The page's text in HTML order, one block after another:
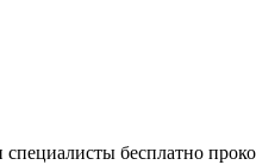
бесплатно